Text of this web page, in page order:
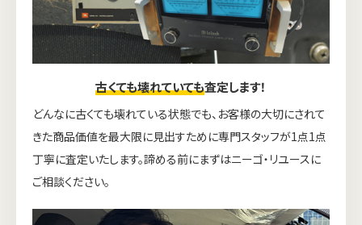
古くても壊れていても査定します！
どんなに古くても壊れている状態でも、お客様の大切にされて
きた商品価値を最大限に見出すために専門スタッフが1点1点
丁寧に査定いたします。諦める前にまずはニーゴ・リユースに
ご相談ください。